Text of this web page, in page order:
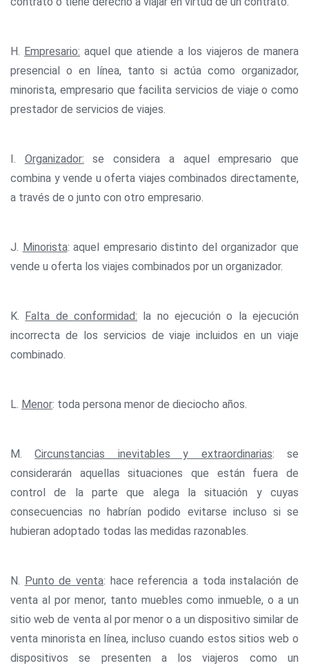
H. Empresario: aquel que atiende a los viajeros de manera
presencial o en línea, tanto si actúa como organizador,
minorista, empresario que facilita servicios de viaje o como
prestador de servicios de viajes.
I. Organizador: se considera a aquel empresario que
combina y vende u oferta viajes combinados directamente,
a través de o junto con otro empresario.
J. Minorista: aquel empresario distinto del organizador que
vende u oferta los viajes combinados por un organizador.
K. Falta de conformidad: la no ejecución o la ejecución
incorrecta de los servicios de viaje incluidos en un viaje
combinado.
L. Menor: toda persona menor de dieciocho años.
M.Circunstancias inevitables y extraordinarias: se
considerarán aquellas situaciones que están fuera de
control de la parte que alega la situación y cuyas
consecuencias no habrían podido evitarse incluso si se
hubieran adoptado todas las medidas razonables.
N. Punto de venta: hace referencia a toda instalación de
venta al por menor, tanto muebles como inmueble, o a un
sitio web de venta al por menor o a un dispositivo similar de
venta minorista en línea, incluso cuando estos sitios web o
dispositivos se presenten a los viajeros como un